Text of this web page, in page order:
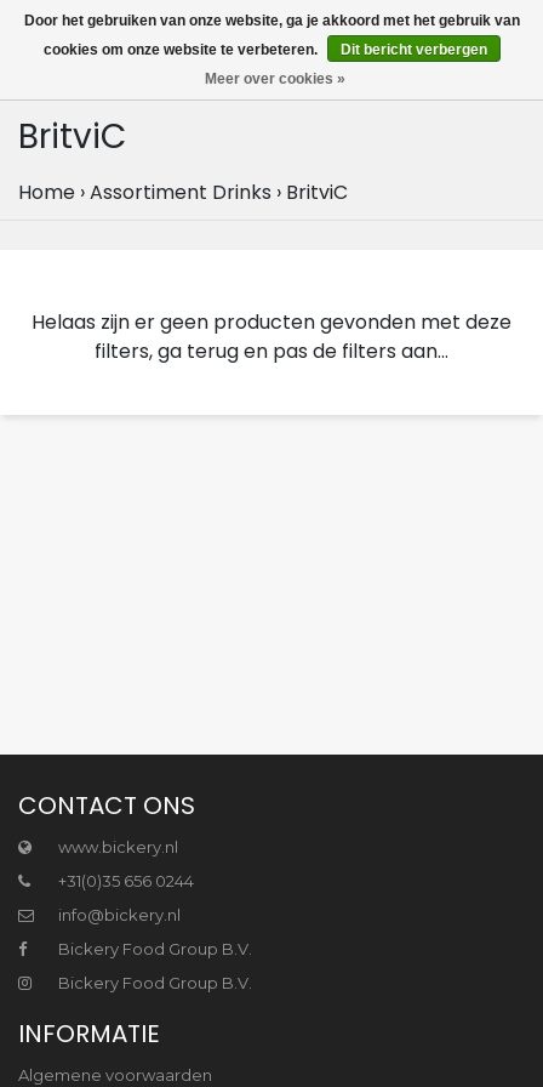
MENU
0
BritviC
Home ›Assortiment Drinks › BritviC
Helaas zijn er geen producten gevonden met deze
filters, ga terug en pas de filters aan...
CONTACT ONS
www.bickery.nl
+31(0)35 656 0244
info@bickery.nl
Bickery Food Group B.V.
Bickery Food Group B.V.
INFORMATIE
Algemene voorwaarden
Door het gebruiken van onze website, ga je akkoord met het gebruik van
cookies om onze website te verbeteren.
Dit bericht verbergen
Meer over cookies »